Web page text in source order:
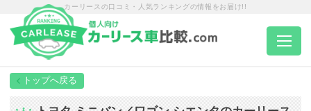
カーリースの口コミ・人気ランキングの情報をお届け!!
トップページ